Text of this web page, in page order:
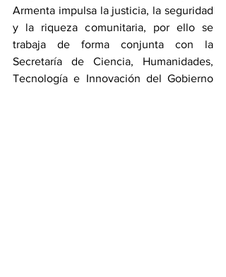
Armenta impulsa la justicia, la seguridad
y la riqueza comunitaria, por ello se
trabaja de forma conjunta con la
Secretaría de Ciencia, Humanidades,
Tecnología e Innovación del Gobierno